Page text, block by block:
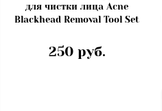
для чистки лица Acne
Blackhead Removal Tool Set
250 руб.